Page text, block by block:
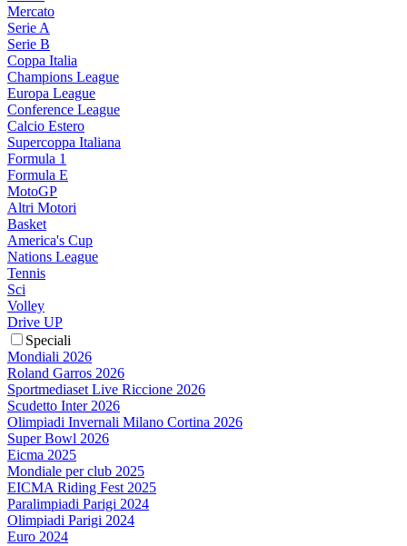
Mercato
Serie A
Serie B
Coppa Italia
Champions League
Europa League
Conference League
Calcio Estero
Supercoppa Italiana
Formula 1
Formula E
MotoGP
Altri Motori
Basket
America's Cup
Nations League
Tennis
Sci
Volley
Drive UP
Speciali
Mondiali 2026
Roland Garros 2026
Sportmediaset Live Riccione 2026
Scudetto Inter 2026
Olimpiadi Invernali Milano Cortina 2026
Super Bowl 2026
Eicma 2025
Mondiale per club 2025
EICMA Riding Fest 2025
Paralimpiadi Parigi 2024
Olimpiadi Parigi 2024
Euro 2024